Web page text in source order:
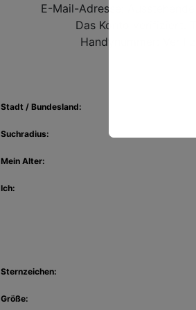
E-Mail-Adresse:
Das Konto verifiziert:
Handynummer:
Stadt / Bundesland:
Suchradius:
Mein Alter:
Ich:
Sternzeichen:
Größe: